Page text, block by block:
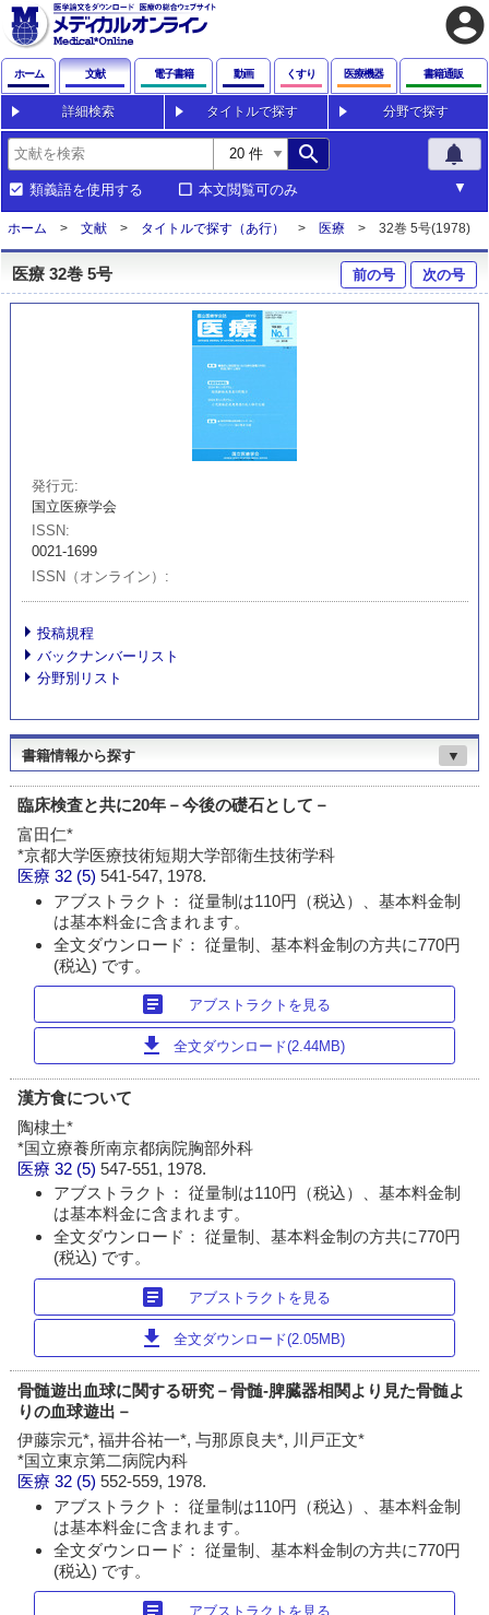
account_circle
ホーム 文献 電子書籍 動画 くすり 医療機器 書籍通販
詳細検索 タイトルで探す 分野で探す
search notifications
類義語を使用する 本文閲覧可のみ
ホーム 文献 タイトルで探す（あ行） 医療 32巻 5号(1978)
医療 32巻 5号 前の号 次の号
発行元
国立医療学会
ISSN
0021-1699
ISSN（オンライン）
投稿規程
バックナンバーリスト
分野別リスト
書籍情報から探す ▼
臨床検査と共に20年－今後の礎石として－
富田仁*
*京都大学医療技術短期大学部衛生技術学科
医療 32 (5)541-547, 1978.
アブストラクト： 従量制は110円（税込）、基本料金制
は基本料金に含まれます。
全文ダウンロード： 従量制、基本料金制の方共に770円
(税込) です。
article アブストラクトを見る
download 全文ダウンロード(2.44MB)
漢方食について
陶棣土*
*国立療養所南京都病院胸部外科
医療 32 (5)547-551, 1978.
アブストラクト： 従量制は110円（税込）、基本料金制
は基本料金に含まれます。
全文ダウンロード： 従量制、基本料金制の方共に770円
(税込) です。
article アブストラクトを見る
download 全文ダウンロード(2.05MB)
骨髄遊出血球に関する研究－骨髄-脾臓器相関より見た骨髄よ
りの血球遊出－
伊藤宗元*, 福井谷祐一*, 与那原良夫*, 川戸正文*
*国立東京第二病院内科
医療 32 (5)552-559, 1978.
アブストラクト： 従量制は110円（税込）、基本料金制
は基本料金に含まれます。
全文ダウンロード： 従量制、基本料金制の方共に770円
(税込) です。
アブストラクトを見る